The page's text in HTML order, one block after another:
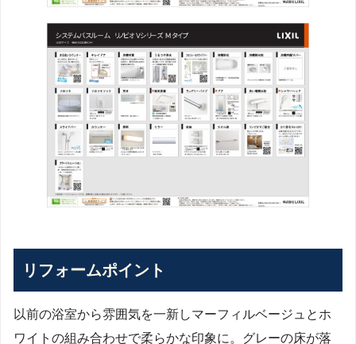
リフォームポイント
以前の浴室から雰囲気を一新しマーフィルベージュとホ
ワイトの組み合わせで柔らかな印象に。グレーの床が落